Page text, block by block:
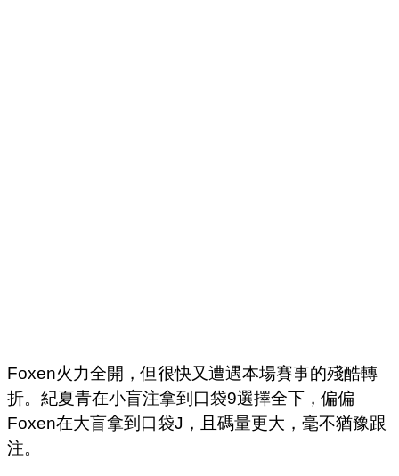
Foxen火力全開，但很快又遭遇本場賽事的殘酷轉
折。紀夏青在小盲注拿到口袋9選擇全下，偏偏
Foxen在大盲拿到口袋J，且碼量更大，毫不猶豫跟
注。